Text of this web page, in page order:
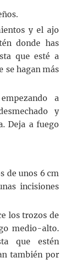
y el ajo
donde has
que esté a
se hagan más
a
y
Deja a fuego
de unos 6 cm
incisiones
los trozos de
medio-alto.
que estén
también por